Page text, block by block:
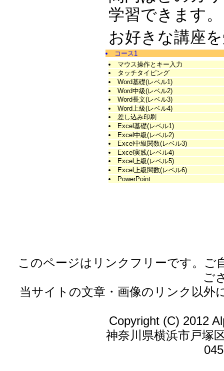
学習できます。
お好きな講座
コース1
マウス操作とキー入力
タッチタイピング
Word基礎(レベル1)
Word中級(レベル2)
Word長文(レベル3)
Word上級(レベル4)
差し込み印刷
Excel基礎(レベル1)
Excel中級(レベル2)
Excel中級関数(レベル3)
Excel実践(レベル4)
Excel上級(レベル5)
Excel上級関数(レベル6)
PowerPoint
このページはリンクフリーです。ご
ご
当サイトの文章・画像のリンク以外
Copyright (C) 2012
神奈川県横浜市戸塚